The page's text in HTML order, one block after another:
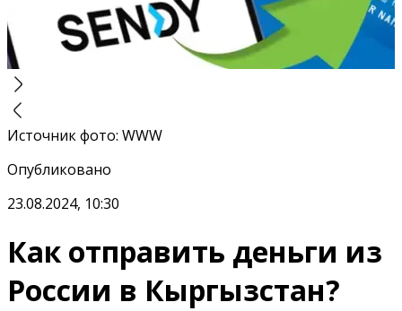
Источник фото: WWW
Опубликовано
23.08.2024, 10:30
Как отправить деньги из
России в Кыргызстан?